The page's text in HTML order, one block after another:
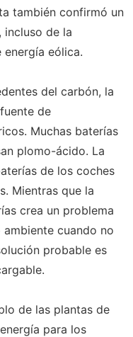
también confirmó un
incluso de la
eólica.
del carbón, la
de
Muchas baterías
plomo-ácido. La
de los coches
Mientras que la
crea un problema
cuando no
probable es
de las plantas de
para los